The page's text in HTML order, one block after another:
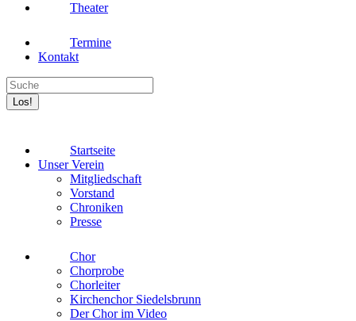
Theater
Termine
Kontakt
Search:
Startseite
Unser Verein
Mitgliedschaft
Vorstand
Chroniken
Presse
Chor
Chorprobe
Chorleiter
Kirchenchor Siedelsbrunn
Der Chor im Video